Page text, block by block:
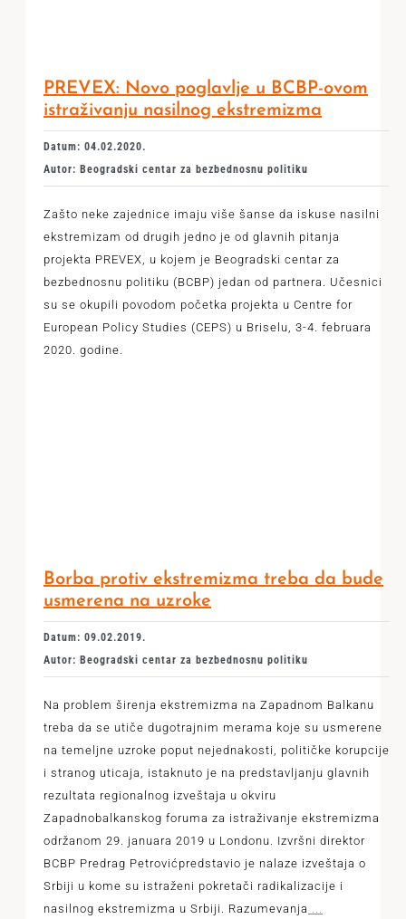
PREVEX: Novo poglavlje u BCBP-ovom
istraživanju nasilnog ekstremizma
Datum: 04.02.2020.
Autor: Beogradski centar za bezbednosnu politiku
Zašto neke zajednice imaju više šanse da iskuse nasilni
ekstremizam od drugih jedno je od glavnih pitanja
projekta PREVEX, u kojem je Beogradski centar za
bezbednosnu politiku (BCBP) jedan od partnera. Učesnici
su se okupili povodom početka projekta u Centre for
European Policy Studies (CEPS) u Briselu, 3-4. februara
2020. godine.
Borba protiv ekstremizma treba da bude
usmerena na uzroke
Datum: 09.02.2019.
Autor: Beogradski centar za bezbednosnu politiku
Na problem širenja ekstremizma na Zapadnom Balkanu
treba da se utiče dugotrajnim merama koje su usmerene
na temeljne uzroke poput nejednakosti, političke korupcije
i stranog uticaja, istaknuto je na predstavljanju glavnih
rezultata regionalnog izveštaja u okviru
Zapadnobalkanskog foruma za istraživanje ekstremizma
održanom 29. januara 2019 u Londonu. Izvršni direktor
BCBP Predrag Petrovićpredstavio je nalaze izveštaja o
Srbiji u kome su istraženi pokretači radikalizacije i
nasilnog ekstremizma u Srbiji. Razumevanja ...